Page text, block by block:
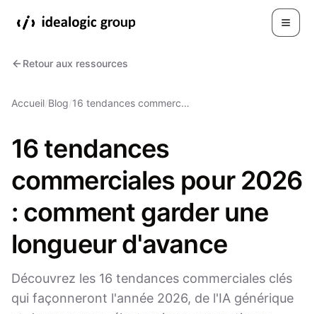
Retour aux ressources
Accueil/Blog/16 tendances commerc…
16 tendances
commerciales pour 2026
: comment garder une
longueur d'avance
Découvrez les 16 tendances commerciales clés
qui façonneront l'année 2026, de l'IA générique